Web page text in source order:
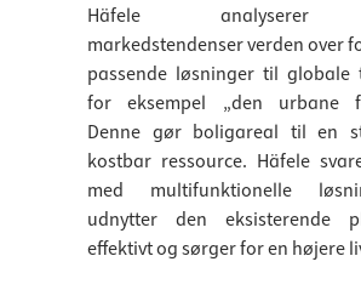
Häfele analyserer
markedstendenser verden over
passende løsninger til globale
for eksempel „den urbane
Denne gør boligareal til en
kostbar ressource. Häfele
med multifunktionelle
udnytter den eksisterende
effektivt og sørger for en højere